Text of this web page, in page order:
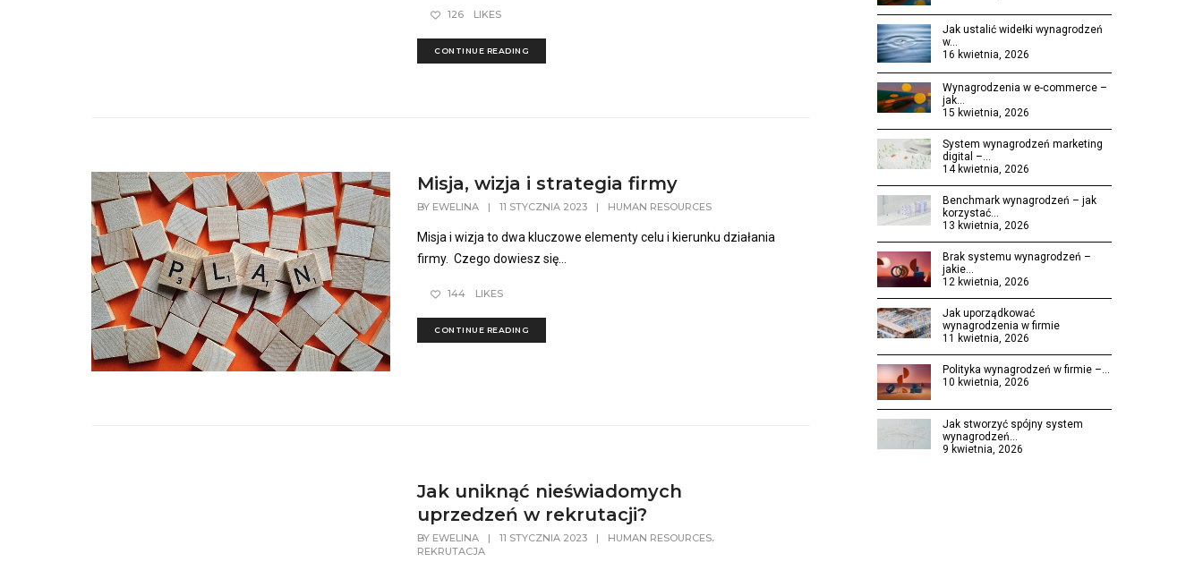
126 LIKES
CONTINUE READING
Misja, wizja i strategia firmy
BY EWELINA | 11 STYCZNIA 2023 | HUMAN RESOURCES
Misja i wizja to dwa kluczowe elementy celu i kierunku działania
firmy. Czego dowiesz się...
144 LIKES
CONTINUE READING
Jak uniknąć nieświadomych
uprzedzeń w rekrutacji?
BY EWELINA | 11 STYCZNIA 2023 | HUMAN RESOURCES
REKRUTACJA
Jak ustalić widełki wynagrodzeń
w…
16 kwietnia, 2026
Wynagrodzenia w e-commerce –
jak…
15 kwietnia, 2026
System wynagrodzeń marketing
digital –…
14 kwietnia, 2026
Benchmark wynagrodzeń – jak
korzystać…
13 kwietnia, 2026
Brak systemu wynagrodzeń –
jakie…
12 kwietnia, 2026
Jak uporządkować
wynagrodzenia w firmie
11 kwietnia, 2026
Polityka wynagrodzeń w firmie –…
10 kwietnia, 2026
Jak stworzyć spójny system
wynagrodzeń…
9 kwietnia, 2026